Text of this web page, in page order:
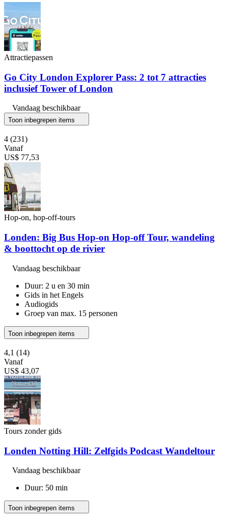
Attractiepassen
Go City London Explorer Pass: 2 tot 7 attracties
inclusief Tower of London
Vandaag beschikbaar
Toon inbegrepen items
4 (231)
Vanaf
US$ 77,53
Hop-on, hop-off-tours
Londen: Big Bus Hop-on Hop-off Tour, wandeling
& boottocht op de rivier
Vandaag beschikbaar
Duur: 2 u en 30 min
Gids in het Engels
Audiogids
Groep van max. 15 personen
Toon inbegrepen items
4,1 (14)
Vanaf
US$ 43,07
Tours zonder gids
Londen Notting Hill: Zelfgids Podcast Wandeltour
Vandaag beschikbaar
Duur: 50 min
Toon inbegrepen items